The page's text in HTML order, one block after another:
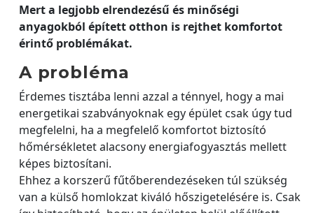
Mert a legjobb elrendezésű és minőségi
anyagokból épített otthon is rejthet komfortot
érintő problémákat.
A probléma
Érdemes tisztába lenni azzal a ténnyel, hogy a mai
energetikai szabványoknak egy épület csak úgy tud
megfelelni, ha a megfelelő komfortot biztosító
hőmérsékletet alacsony energiafogyasztás mellett
képes biztosítani.
Ehhez a korszerű fűtőberendezéseken túl szükség
van a külső homlokzat kiváló hőszigetelésére is. Csak